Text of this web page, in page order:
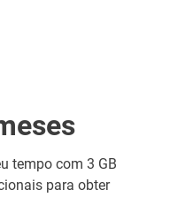
tempo com 3 GB
para obter